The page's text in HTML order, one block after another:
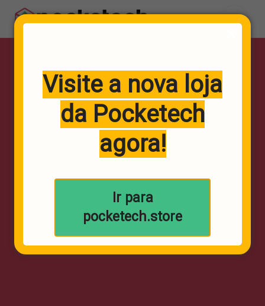
Visite a nova loja
da Pocketech
agora!
Ir para
pocketech.store
ROBÔ ARTISTA